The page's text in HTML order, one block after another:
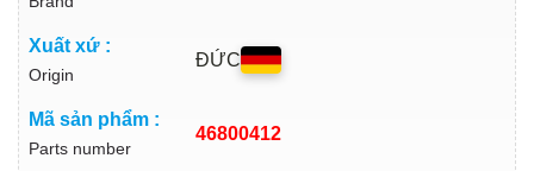
Xuất xứ :
Origin
ĐỨC
Mã sản phẩm :
Parts number
46800412